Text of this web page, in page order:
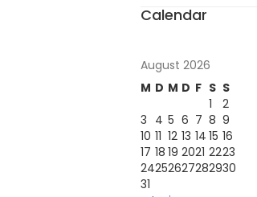
Calendar
August 2026
M D M D F S S
1
2
3 4 5 6 7 8 9
10 11 12 13 14 15 16
17 18 19 2021 2223
24252627282930
31